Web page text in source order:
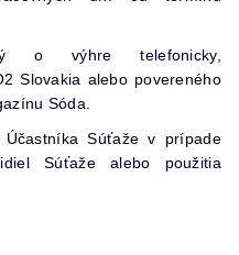
o výhre telefonicky,
Slovakia alebo povereného
Sóda.
Súťaže v prípade
Súťaže alebo použitia